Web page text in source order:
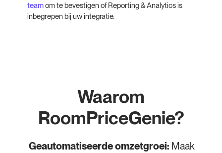
teamom te bevestigen of Reporting & Analytics is
inbegrepen bij uw integratie.
Waarom
RoomPriceGenie?
Geautomatiseerde omzetgroei:Maak